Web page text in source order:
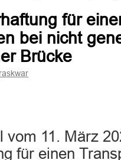
für
bei nicht
Brücke
raskwar
vom 11. März
für einen